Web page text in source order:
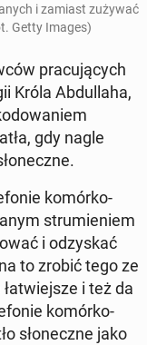
i zamiast zużywać
Getty Images)
pra­cu­ją­cych
Króla Ab­dul­la­ha,
gdy nagle
ko­mór­ko­
stru­mie­niem
i od­zy­skać
to zrobić tego ze
i też da
ko­mór­ko­
sło­necz­ne jako